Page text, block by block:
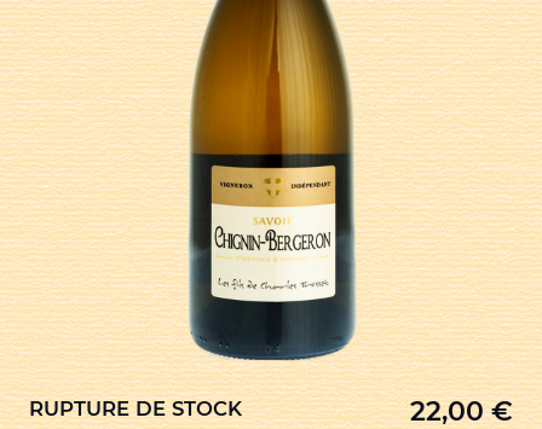
RUPTURE DE STOCK 22,00€